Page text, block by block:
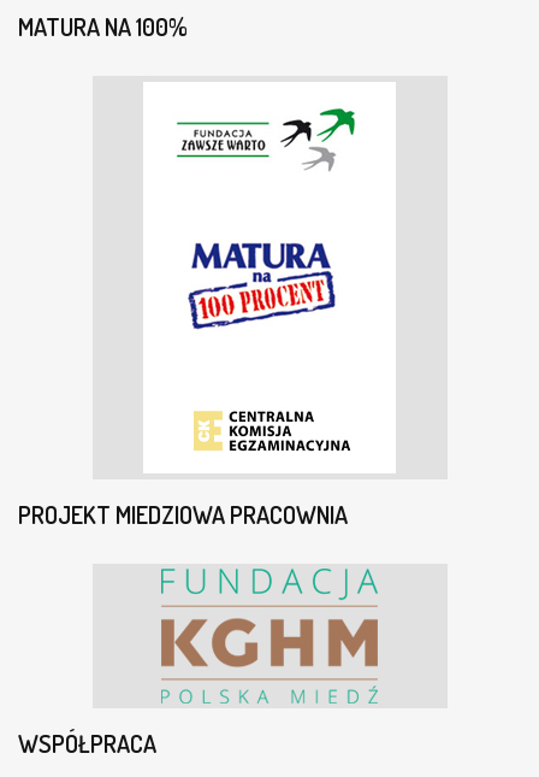
MATURA NA 100%
PROJEKT MIEDZIOWA PRACOWNIA
WSPÓŁPRACA